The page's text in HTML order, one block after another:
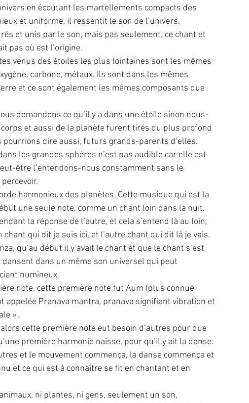
en écoutant les martellements compacts des
et uniforme, il ressentit le son de l’univers.
et unis par le son, mais pas seulement, ce chant et
pas où est l’origine.
venus des étoiles les plus lointaines sont les mêmes
carbone, métaux. Ils sont dans les mêmes
et ce sont également les mêmes composants que
demandons ce qu’il y a dans une étoile sinon nous-
et aussi de la planète furent tirés du plus profond
dire aussi, futurs grands-parents d’elles.
les grandes sphères n’est pas audible car elle est
être l’entendons-nous constamment sans le
harmonieux des planètes. Cette musique qui est la
une seule note, comme un chant loin dans la nuit.
la réponse de l’autre, et cela s’entend là au loin,
chant qui dit je suis ici, et l’autre chant qui dit là je vais.
qu’au début il y avait le chant et que le chant s’est
dans un même son universel qui peut
numineux.
note, cette première note fut Aum (plus connue
appelée Pranava mantra, pranava signifiant vibration et
».
cette première note eut besoin d’autres pour que
première harmonie naisse, pour qu’il y ait la danse.
et le mouvement commença, la danse commença et
et ce qui est à connaître se fit en chantant et en
ni plantes, ni gens, seulement un son,